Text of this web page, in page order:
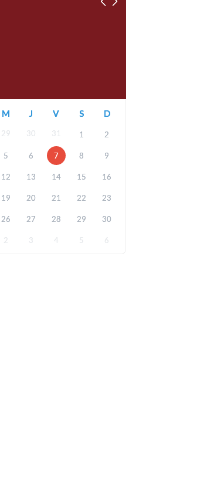
M J V S D
29 30 31 1 2
5 6 7 8 9
12 13 14 15 16
19 20 21 22 23
26 27 28 29 30
2 3 4 5 6